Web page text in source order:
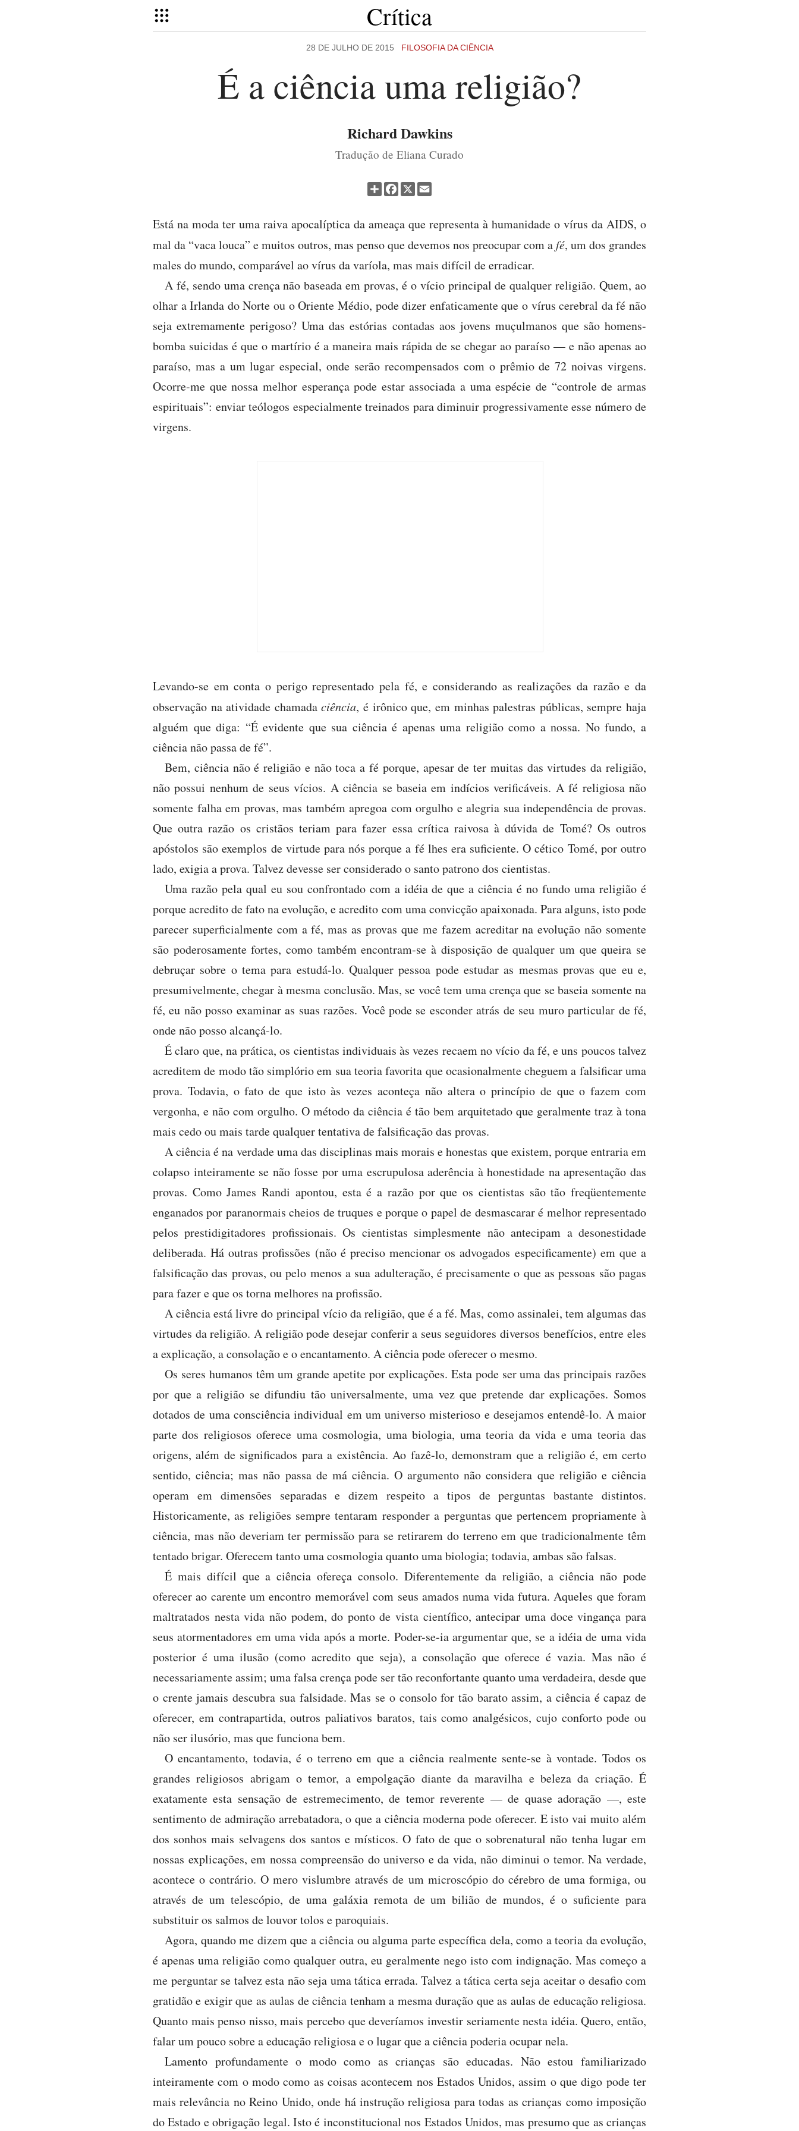
Crítica
28 DE JULHO DE 2015 FILOSOFIA DA CIÊNCIA
É a ciência uma religião?
Richard Dawkins
Tradução de Eliana Curado
Partilhar
Facebook
X
Está na moda ter uma raiva apocalíptica da ameaça que representa à humanidade o vírus da AIDS, o
mal da “vaca louca” e muitos outros, mas penso que devemos nos preocupar com afé, um dos grandes
males do mundo, comparável ao vírus da varíola, mas mais difícil de erradicar.
A fé, sendo uma crença não baseada em provas, é o vício principal de qualquer religião. Quem, ao
olhar a Irlanda do Norte ou o Oriente Médio, pode dizer enfaticamente que o vírus cerebral da fé não
seja extremamente perigoso? Uma das estórias contadas aos jovens muçulmanos que são homens-
bomba suicidas é que o martírio é a maneira mais rápida de se chegar ao paraíso — e não apenas ao
paraíso, mas a um lugar especial, onde serão recompensados com o prêmio de 72 noivas virgens.
Ocorre-me que nossa melhor esperança pode estar associada a uma espécie de “controle de armas
espirituais”: enviar teólogos especialmente treinados para diminuir progressivamente esse número de
virgens.
Levando-se em conta o perigo representado pela fé, e considerando as realizações da razão e da
observação na atividade chamadaciência, é irônico que, em minhas palestras públicas, sempre haja
alguém que diga: “É evidente que sua ciência é apenas uma religião como a nossa. No fundo, a
ciência não passa de fé”.
Bem, ciência não é religião e não toca a fé porque, apesar de ter muitas das virtudes da religião,
não possui nenhum de seus vícios. A ciência se baseia em indícios verificáveis. A fé religiosa não
somente falha em provas, mas também apregoa com orgulho e alegria sua independência de provas.
Que outra razão os cristãos teriam para fazer essa crítica raivosa à dúvida de Tomé? Os outros
apóstolos são exemplos de virtude para nós porque a fé lhes era suficiente. O cético Tomé, por outro
lado, exigia a prova. Talvez devesse ser considerado o santo patrono dos cientistas.
Uma razão pela qual eu sou confrontado com a idéia de que a ciência é no fundo uma religião é
porque acredito de fato na evolução, e acredito com uma convicção apaixonada. Para alguns, isto pode
parecer superficialmente com a fé, mas as provas que me fazem acreditar na evolução não somente
são poderosamente fortes, como também encontram-se à disposição de qualquer um que queira se
debruçar sobre o tema para estudá-lo. Qualquer pessoa pode estudar as mesmas provas que eu e,
presumivelmente, chegar à mesma conclusão. Mas, se você tem uma crença que se baseia somente na
fé, eu não posso examinar as suas razões. Você pode se esconder atrás de seu muro particular de fé,
onde não posso alcançá-lo.
É claro que, na prática, os cientistas individuais às vezes recaem no vício da fé, e uns poucos talvez
acreditem de modo tão simplório em sua teoria favorita que ocasionalmente cheguem a falsificar uma
prova. Todavia, o fato de que isto às vezes aconteça não altera o princípio de que o fazem com
vergonha, e não com orgulho. O método da ciência é tão bem arquitetado que geralmente traz à tona
mais cedo ou mais tarde qualquer tentativa de falsificação das provas.
A ciência é na verdade uma das disciplinas mais morais e honestas que existem, porque entraria em
colapso inteiramente se não fosse por uma escrupulosa aderência à honestidade na apresentação das
provas. Como James Randi apontou, esta é a razão por que os cientistas são tão freqüentemente
enganados por paranormais cheios de truques e porque o papel de desmascarar é melhor representado
pelos prestidigitadores profissionais. Os cientistas simplesmente não antecipam a desonestidade
deliberada. Há outras profissões (não é preciso mencionar os advogados especificamente) em que a
falsificação das provas, ou pelo menos a sua adulteração, é precisamente o que as pessoas são pagas
para fazer e que os torna melhores na profissão.
A ciência está livre do principal vício da religião, que é a fé. Mas, como assinalei, tem algumas das
virtudes da religião. A religião pode desejar conferir a seus seguidores diversos benefícios, entre eles
a explicação, a consolação e o encantamento. A ciência pode oferecer o mesmo.
Os seres humanos têm um grande apetite por explicações. Esta pode ser uma das principais razões
por que a religião se difundiu tão universalmente, uma vez que pretende dar explicações. Somos
dotados de uma consciência individual em um universo misterioso e desejamos entendê-lo. A maior
parte dos religiosos oferece uma cosmologia, uma biologia, uma teoria da vida e uma teoria das
origens, além de significados para a existência. Ao fazê-lo, demonstram que a religião é, em certo
sentido, ciência; mas não passa de má ciência. O argumento não considera que religião e ciência
operam em dimensões separadas e dizem respeito a tipos de perguntas bastante distintos.
Historicamente, as religiões sempre tentaram responder a perguntas que pertencem propriamente à
ciência, mas não deveriam ter permissão para se retirarem do terreno em que tradicionalmente têm
tentado brigar. Oferecem tanto uma cosmologia quanto uma biologia; todavia, ambas são falsas.
É mais difícil que a ciência ofereça consolo. Diferentemente da religião, a ciência não pode
oferecer ao carente um encontro memorável com seus amados numa vida futura. Aqueles que foram
maltratados nesta vida não podem, do ponto de vista científico, antecipar uma doce vingança para
seus atormentadores em uma vida após a morte. Poder-se-ia argumentar que, se a idéia de uma vida
posterior é uma ilusão (como acredito que seja), a consolação que oferece é vazia. Mas não é
necessariamente assim; uma falsa crença pode ser tão reconfortante quanto uma verdadeira, desde que
o crente jamais descubra sua falsidade. Mas se o consolo for tão barato assim, a ciência é capaz de
oferecer, em contrapartida, outros paliativos baratos, tais como analgésicos, cujo conforto pode ou
não ser ilusório, mas que funciona bem.
O encantamento, todavia, é o terreno em que a ciência realmente sente-se à vontade. Todos os
grandes religiosos abrigam o temor, a empolgação diante da maravilha e beleza da criação. É
exatamente esta sensação de estremecimento, de temor reverente — de quase adoração —, este
sentimento de admiração arrebatadora, o que a ciência moderna pode oferecer. E isto vai muito além
dos sonhos mais selvagens dos santos e místicos. O fato de que o sobrenatural não tenha lugar em
nossas explicações, em nossa compreensão do universo e da vida, não diminui o temor. Na verdade,
acontece o contrário. O mero vislumbre através de um microscópio do cérebro de uma formiga, ou
através de um telescópio, de uma galáxia remota de um bilião de mundos, é o suficiente para
substituir os salmos de louvor tolos e paroquiais.
Agora, quando me dizem que a ciência ou alguma parte específica dela, como a teoria da evolução,
é apenas uma religião como qualquer outra, eu geralmente nego isto com indignação. Mas começo a
me perguntar se talvez esta não seja uma tática errada. Talvez a tática certa seja aceitar o desafio com
gratidão e exigir que as aulas de ciência tenham a mesma duração que as aulas de educação religiosa.
Quanto mais penso nisso, mais percebo que deveríamos investir seriamente nesta idéia. Quero, então,
falar um pouco sobre a educação religiosa e o lugar que a ciência poderia ocupar nela.
Lamento profundamente o modo como as crianças são educadas. Não estou familiarizado
inteiramente com o modo como as coisas acontecem nos Estados Unidos, assim o que digo pode ter
mais relevância no Reino Unido, onde há instrução religiosa para todas as crianças como imposição
do Estado e obrigação legal. Isto é inconstitucional nos Estados Unidos, mas presumo que as crianças